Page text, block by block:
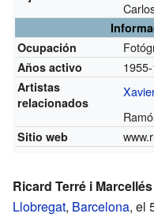
Ocupación
Años activo
Artistas
relacionados
Sitio web
Ricard Terré i Marcellés
Llobregat, Barcelona, el